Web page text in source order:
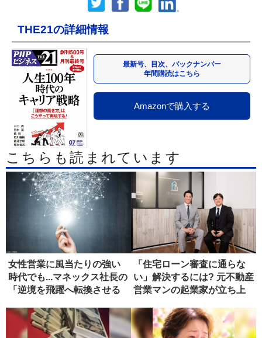
THE21の詳細情報
最新号、目次、バックナンバー
年間購読はこちら
Amazonで購入する
こちらも読まれています
女性営業に風当たりの強い
時代でも...マネックス社長の
「逆境を飛躍へ転換させる
「住宅ローン審査に通らな
い」解決するには? 元不動産
営業マンの起業家が立ち上